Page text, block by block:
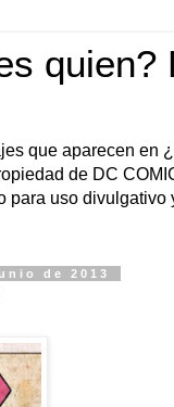
quien?
que aparecen en
de DC
para uso divulgativo
de 2013